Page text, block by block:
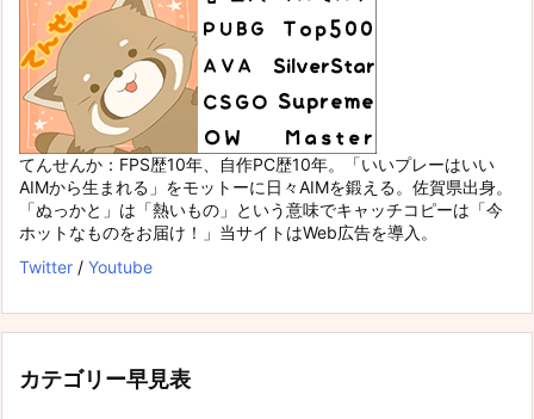
てんせんか：FPS歴10年、自作PC歴10年。「いいプレーはいい
AIMから生まれる」をモットーに日々AIMを鍛える。佐賀県出身。
「ぬっかと」は「熱いもの」という意味でキャッチコピーは「今
ホットなものをお届け！」当サイトはWeb広告を導入。
Twitter / Youtube
カテゴリー早見表